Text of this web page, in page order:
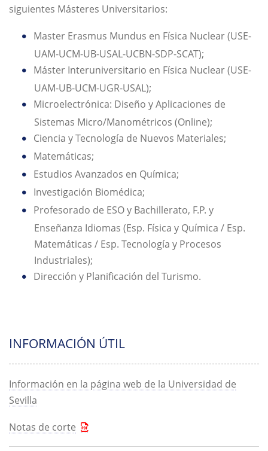
siguientes Másteres Universitarios:
Master Erasmus Mundus en Física Nuclear (USE-
UAM-UCM-UB-USAL-UCBN-SDP-SCAT);
Máster Interuniversitario en Física Nuclear (USE-
UAM-UB-UCM-UGR-USAL);
Microelectrónica: Diseño y Aplicaciones de
Sistemas Micro/Manométricos (Online);
Ciencia y Tecnología de Nuevos Materiales;
Matemáticas;
Estudios Avanzados en Química;
Investigación Biomédica;
Profesorado de ESO y Bachillerato, F.P. y
Enseñanza Idiomas (Esp. Física y Química / Esp.
Matemáticas / Esp. Tecnología y Procesos
Industriales);
Dirección y Planificación del Turismo.
INFORMACIÓN ÚTIL
Información en la página web de la Universidad de
Sevilla
Notas de corte